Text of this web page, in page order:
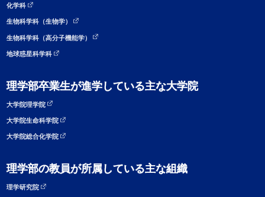
化学科
生物科学科（生物学）
生物科学科（高分子機能学）
地球惑星科学科
理学部卒業生が進学している主な大学院
大学院理学院
大学院生命科学院
大学院総合化学院
理学部の教員が所属している主な組織
理学研究院